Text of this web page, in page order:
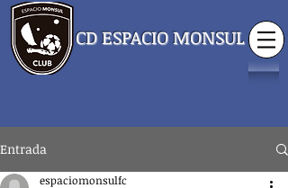
CD ESPACIO MONSUL
Entrada
espaciomonsulfc